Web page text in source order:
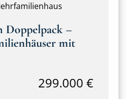
Doppelpack –
mit
299.000 €